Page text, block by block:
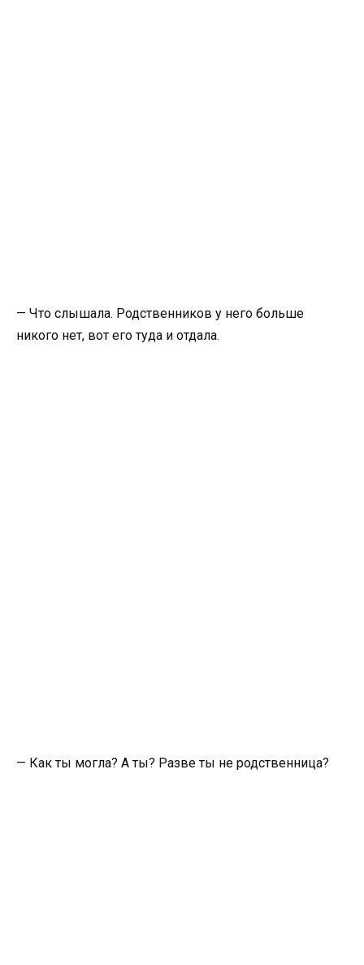
— Что слышала. Родственников у него больше
никого нет, вот его туда и отдала.
— Как ты могла? А ты? Разве ты не родственница?